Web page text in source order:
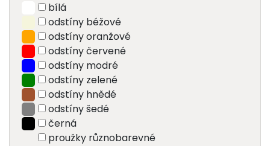
bílá
odstíny béžové
odstíny oranžové
odstíny červené
odstíny modré
odstíny zelené
odstíny hnědé
odstíny šedé
černá
proužky různobarevné